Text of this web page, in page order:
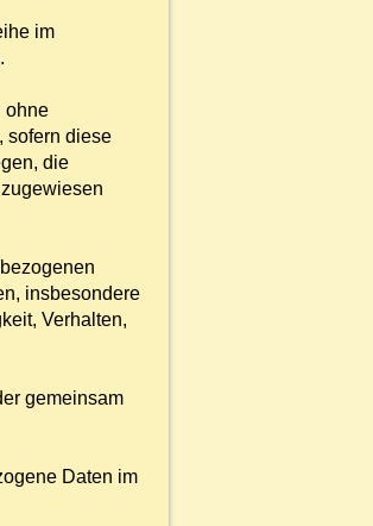
im
ohne
sofern diese
die
insbesondere
Verhalten,
gemeinsam
Daten im